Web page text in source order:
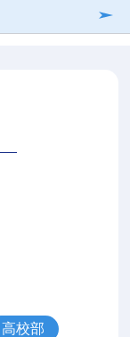
高校部